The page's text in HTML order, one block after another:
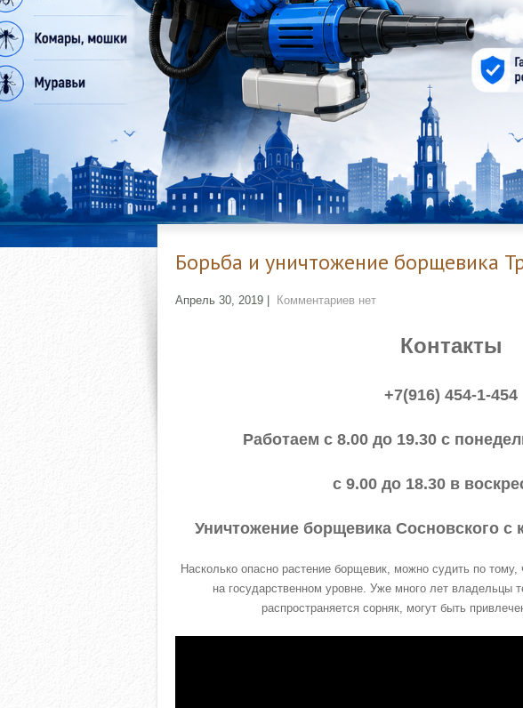
Борьба и уничтожение борщевика
Апрель 30, 2019 Комментариев нет
Контакты
+7(916) 454-1-454
Работаем с 8.00 до 19.30 с
с 9.00 до 18.30 в
Уничтожение борщевика Сосновского с
Насколько опасно растение борщевик, можно судить по тому,
на государственном уровне. Уже много лет владельцы
распространяется сорняк, могут быть